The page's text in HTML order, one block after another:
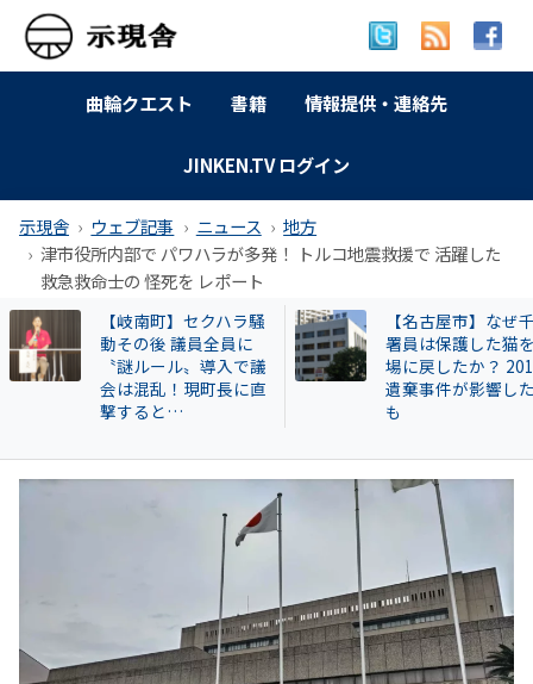
曲輪クエスト 書籍 情報提供・連絡先
JINKEN.TV ログイン
示現舎 ウェブ記事 ニュース
地方
津市役所内部で パワハラが多発！ トルコ地震救援で 活躍した
救急救命士の 怪死を レポート
【名古屋市】なぜ千種
署員は保護した猫を現
場に戻したか？ 2013年
遺棄事件が影響したと
も
【和歌山自民】世
成氏が復党で 保守
の和歌山市長選に
響 ！世耕派・尾崎
県議が有力候補へ